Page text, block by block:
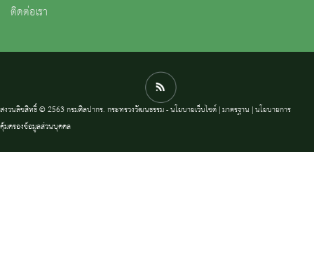
ติดต่อเรา
สงวนลิขสิทธิ์ © 2563 กรมศิลปากร. กระทรวงวัฒนธรรม -นโยบายเว็บไซต์|มาตรฐาน |นโยบายการ
คุ้มครองข้อมูลส่วนบุคคล